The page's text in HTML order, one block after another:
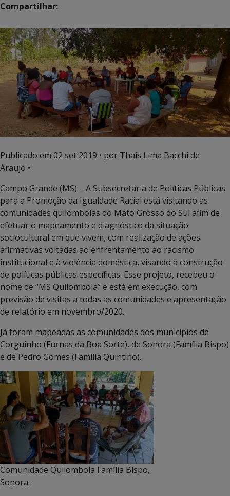
Compartilhar:
Publicado em 02 set 2019 • por Thais Lima Bacchi de
Araujo •
Campo Grande (MS) – A Subsecretaria de Políticas Públicas
para a Promoção da Igualdade Racial está visitando as
comunidades quilombolas do Mato Grosso do Sul afim de
efetuar o mapeamento e diagnóstico da situação
sociocultural em que vivem, com realização de ações
afirmativas voltadas ao enfrentamento ao racismo
institucional e à violência doméstica, visando à construção
de políticas públicas específicas. Esse projeto, recebeu o
nome de “MS Quilombola” e está em execução, com
previsão de visitas a todas as comunidades e apresentação
de relatório em novembro/2020.
Já foram mapeadas as comunidades dos municípios de
Corguinho (Furnas da Boa Sorte), de Sonora (Família Bispo)
e de Pedro Gomes (Família Quintino).
Comunidade Quilombola Família Bispo,
Sonora.